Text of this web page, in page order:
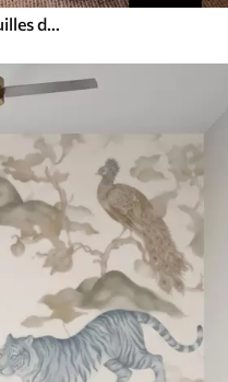
Peintures murales De longues feuilles de bananier